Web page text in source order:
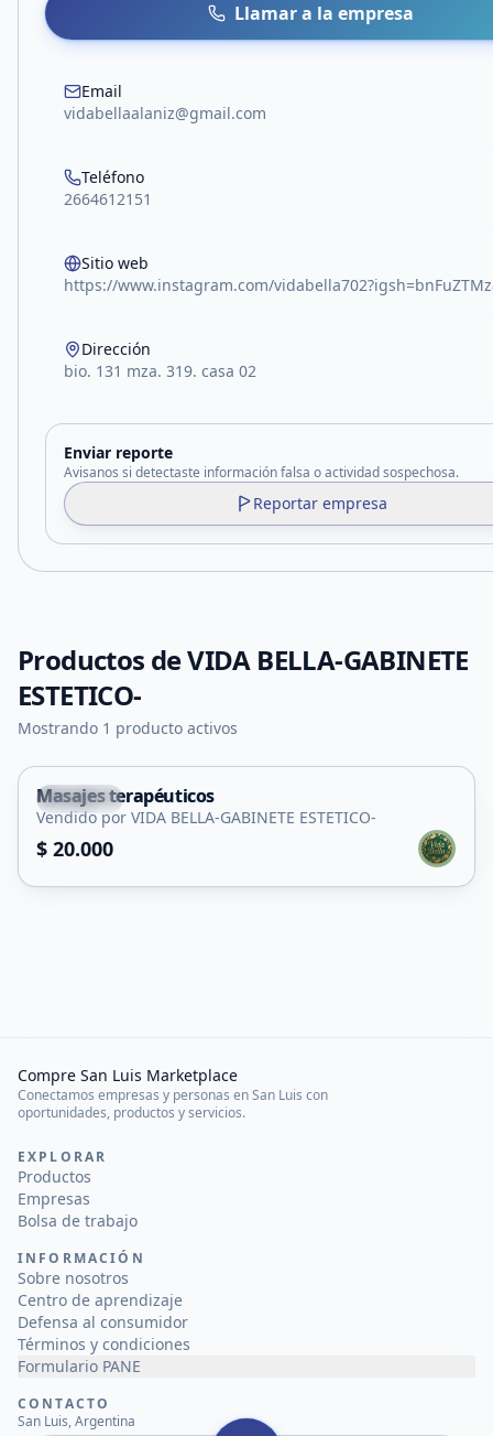
Llamar a la empresa
Email
vidabellaalaniz@gmail.com
Teléfono
2664612151
Sitio web
https://www.instagram.com/
Dirección
bio. 131 mza. 319. casa 02
Enviar reporte
Avisanos si detectaste información falsa o actividad sospechosa.
Reportar empresa
Productos deVIDA BELLA-GABINETE
ESTETICO-
Mostrando 1 producto activos
Capital
Servicio
Masajes terapéuticos
Vendido por VIDA BELLA-GABINETE ESTETICO-
$ 20.000
Compre San Luis Marketplace
Conectamos empresas y personas en San Luis con
oportunidades, productos y servicios.
EXPLORAR
Productos
Empresas
Bolsa de trabajo
INFORMACIÓN
Sobre nosotros
Centro de aprendizaje
Defensa al consumidor
Términos y condiciones
Formulario PANE
CONTACTO
San Luis, Argentina